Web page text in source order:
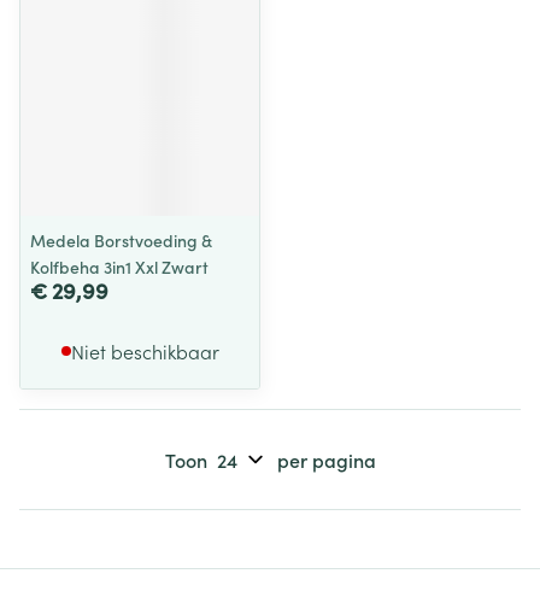
Medela Borstvoeding &
Kolfbeha 3in1 Xxl Zwart
€ 29,99
Niet beschikbaar
Toon per pagina